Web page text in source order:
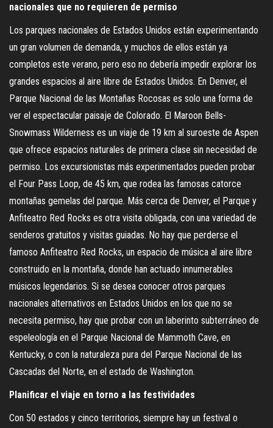
nacionales que no requieren de permiso
Los parques nacionales de Estados Unidos están experimentando
un gran volumen de demanda, y muchos de ellos están ya
completos este verano, pero eso no debería impedir explorar los
grandes espacios al aire libre de Estados Unidos. En Denver, el
Parque Nacional de las Montañas Rocosas es solo una forma de
ver el espectacular paisaje de Colorado. El Maroon Bells-
Snowmass Wilderness es un viaje de 19 km al suroeste de Aspen
que ofrece espacios naturales de primera clase sin necesidad de
permiso. Los excursionistas más experimentados pueden probar
el Four Pass Loop, de 45 km, que rodea las famosas catorce
montañas gemelas del parque. Más cerca de Denver, el Parque y
Anfiteatro Red Rocks es otra visita obligada, con una variedad de
senderos gratuitos y visitas guiadas. No hay que perderse el
famoso Anfiteatro Red Rocks, un espacio de música al aire libre
construido en la montaña, donde han actuado innumerables
músicos legendarios. Si se desea conocer otros parques
nacionales alternativos en Estados Unidos en los que no se
necesita permiso, hay que probar con un laberinto subterráneo de
espeleología en el Parque Nacional de Mammoth Cave, en
Kentucky, o con la naturaleza pura del Parque Nacional de las
Cascadas del Norte, en el estado de Washington.
Planificar el viaje en torno a las festividades
Con 50 estados y cinco territorios, siempre hay un festival o